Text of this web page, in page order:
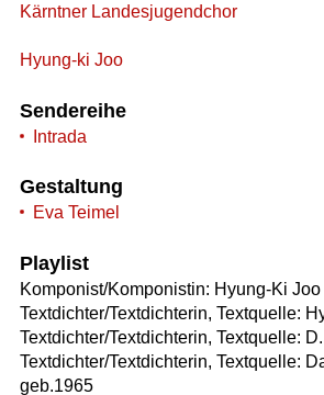
Kärntner Landesjugendchor
Hyung-ki Joo
Sendereihe
Intrada
Gestaltung
Eva Teimel
Playlist
Komponist/Komponistin: Hyung-Ki Joo
Textdichter/Textdichterin, Textquelle:
Textdichter/Textdichterin, Textquelle:
Textdichter/Textdichterin, Textquelle:
geb.1965